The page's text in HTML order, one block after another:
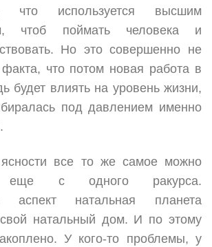
что используется высшим
чтоб поймать человека и
Но это совершенно не
факта, что потом новая работа в
будет влиять на уровень жизни,
под давлением именно
все то же самое можно
еще с одного ракурса.
аспект натальная планета
свой натальный дом. И по этому
У кого-то проблемы, у